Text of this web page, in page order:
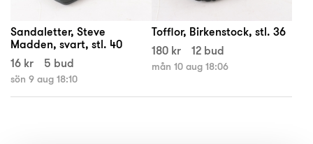
Sandaletter, Steve
Madden, svart, stl. 40
16 kr
5 bud
sön 9 aug 18:10
Tofflor, Birkenstock, stl. 36
180 kr
12 bud
mån 10 aug 18:06